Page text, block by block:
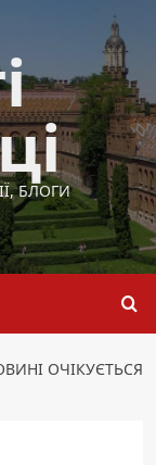
БЛОГИ
ОЧІКУЄТЬСЯ